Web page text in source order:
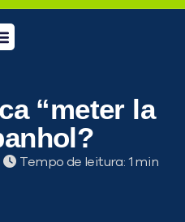
“meter la
Tempo de leitura: